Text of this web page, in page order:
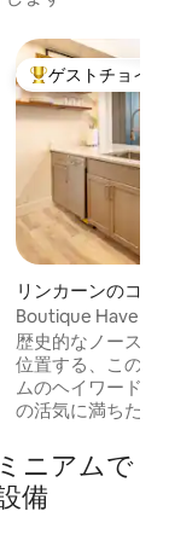
、5つ星中4.94つ
大好評のゲスト
ゲストチョイス
リンカーンのコン
Boutique Haven:
まで徒歩 - 駐車場
歴史的なノースボ
位置する、この1
ムのヘイワードプ
の活気に満ちた環
を観戦したり、
日を過ごしたり
楽しんだり、他に
ニアムで
備